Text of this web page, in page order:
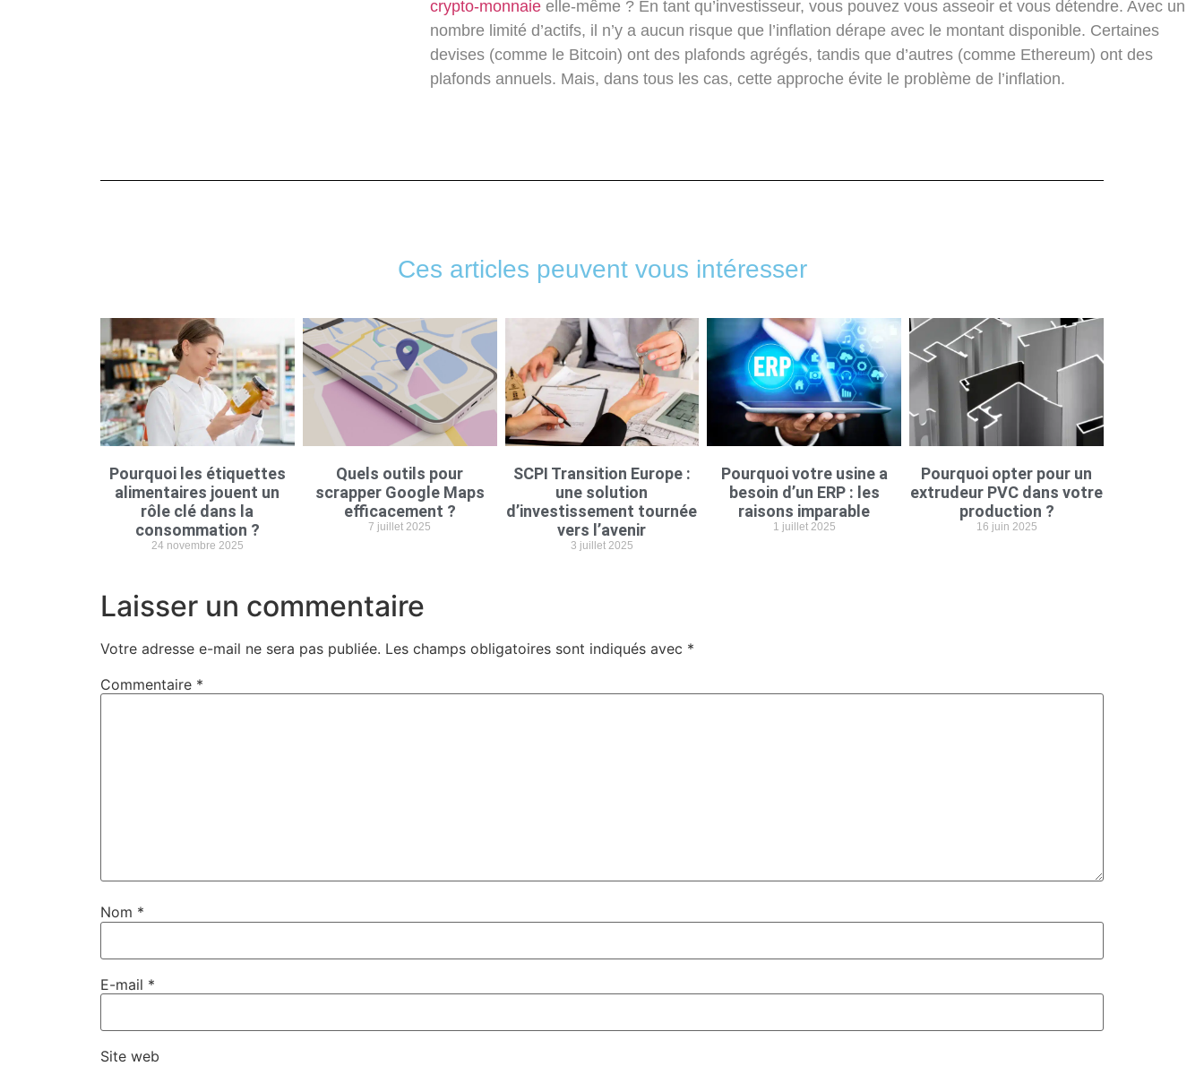
crypto-monnaie elle-même ? En tant qu’investisseur, vous pouvez vous asseoir et vous détendre. Avec un
nombre limité d’actifs, il n’y a aucun risque que l’inflation dérape avec le montant disponible. Certaines
devises (comme le Bitcoin) ont des plafonds agrégés, tandis que d’autres (comme Ethereum) ont des
plafonds annuels. Mais, dans tous les cas, cette approche évite le problème de l’inflation.
Ces articles peuvent vous intéresser
Pourquoi les étiquettes
alimentaires jouent un
rôle clé dans la
consommation ?
24 novembre 2025
Quels outils pour
scrapper Google Maps
efficacement ?
7 juillet 2025
SCPI Transition Europe :
une solution
d’investissement tournée
vers l’avenir
3 juillet 2025
Pourquoi votre usine a
besoin d’un ERP : les
raisons imparable
1 juillet 2025
Pourquoi opter pour un
extrudeur PVC dans votre
production ?
16 juin 2025
Laisser un commentaire
Votre adresse e-mail ne sera pas publiée. Les champs obligatoires sont indiqués avec *
Commentaire *
Nom *
E-mail *
Site web